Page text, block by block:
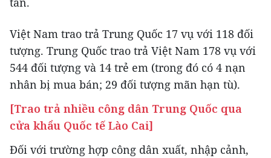
Việt Nam trao trả Trung Quốc 17 vụ với 118 đối
tượng. Trung Quốc trao trả Việt Nam 178 vụ với
544 đối tượng và 14 trẻ em (trong đó có 4 nạn
nhân bị mua bán; 29 đối tượng mãn hạn tù).
[Trao trả nhiều công dân Trung Quốc qua
cửa khẩu Quốc tế Lào Cai]
Đối với trường hợp công dân xuất, nhập cảnh,